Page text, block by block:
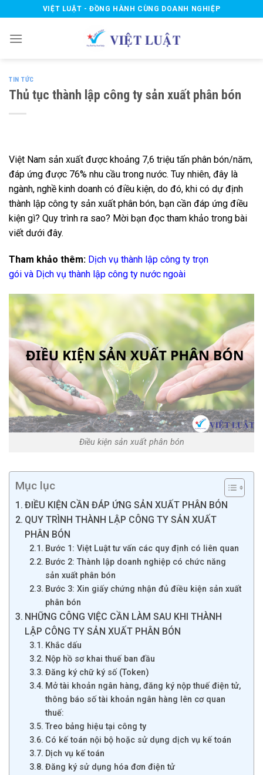
to
content
VIỆT LUẬT - ĐỒNG HÀNH CÙNG DOANH NGHIỆP
TIN TỨC
Thủ tục thành lập công ty sản xuất phân bón
Việt Nam sản xuất được khoảng 7,6 triệu tấn phân bón/năm,
đáp ứng được 76% nhu cầu trong nước. Tuy nhiên, đây là
ngành, nghề kinh doanh có điều kiện, do đó, khi có dự định
thành lập công ty sản xuất phân bón, bạn cần đáp ứng điều
kiện gì? Quy trình ra sao? Mời bạn đọc tham khảo trong bài
viết dưới đây.
Tham khảo thêm: Dịch vụ thành lập công ty trọn
gói và Dịch vụ thành lập công ty nước ngoài
Điều kiện sản xuất phân bón
Mục lục
ĐIỀU KIỆN CẦN ĐÁP ỨNG SẢN XUẤT PHÂN BÓN
QUY TRÌNH THÀNH LẬP CÔNG TY SẢN XUẤT
PHÂN BÓN
Bước 1: Việt Luật tư vấn các quy định có liên quan
Bước 2: Thành lập doanh nghiệp có chức năng
sản xuất phân bón
Bước 3: Xin giấy chứng nhận đủ điều kiện sản xuất
phân bón
NHỮNG CÔNG VIỆC CẦN LÀM SAU KHI THÀNH
LẬP CÔNG TY SẢN XUẤT PHÂN BÓN
Khắc dấu
Nộp hồ sơ khai thuế ban đầu
Đăng ký chữ ký số (Token)
Mở tài khoản ngân hàng, đăng ký nộp thuế điện tử,
thông báo số tài khoản ngân hàng lên cơ quan
thuế:
Treo bảng hiệu tại công ty
Có kế toán nội bộ hoặc sử dụng dịch vụ kế toán
Dịch vụ kế toán
Đăng ký sử dụng hóa đơn điện tử